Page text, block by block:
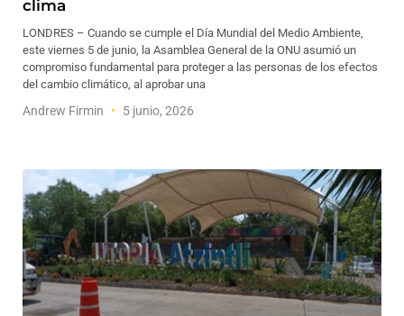
clima
LONDRES – Cuando se cumple el Día Mundial del Medio Ambiente,
este viernes 5 de junio, la Asamblea General de la ONU asumió un
compromiso fundamental para proteger a las personas de los efectos
del cambio climático, al aprobar una
Andrew Firmin 5 junio, 2026